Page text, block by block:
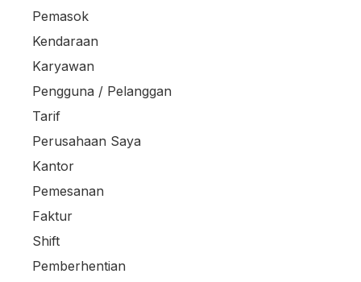
Pemasok
Kendaraan
Karyawan
Pengguna / Pelanggan
Tarif
Perusahaan Saya
Kantor
Pemesanan
Faktur
Shift
Pemberhentian